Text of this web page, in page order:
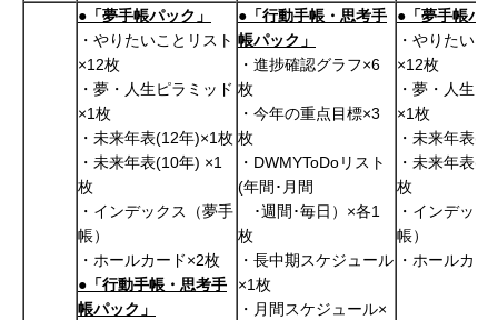
● 「夢手帳パック」
・やりたいことリスト
×12枚
・夢・人生ピラミッド
×1枚
・未来年表(12年)×1枚
・未来年表(10年) ×1
枚
・インデックス（夢手
帳）
・ホールカード×2枚
● 「行動手帳・思考手
帳パック」
●「行動手帳・思考手
帳パック」
・進捗確認グラフ×6
枚
・今年の重点目標×3
枚
・DWMYToDoリスト
(年間･月間
･週間･毎日）×各1
枚
・長中期スケジュール
×1枚
・月間スケジュール×
●「夢手帳パ
・やりたいこ
×12枚
・夢・人生ピ
×1枚
・未来年表
・未来年表
枚
・インデック
帳）
・ホールカー